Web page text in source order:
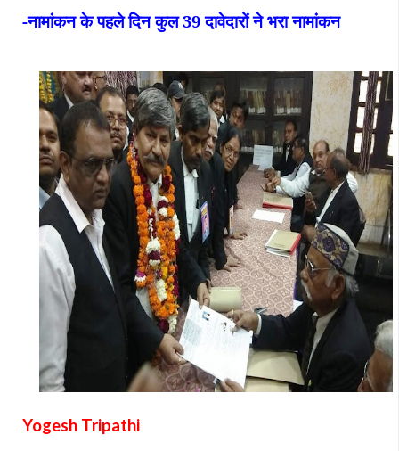
-नामांकन के पहले दिन कुल 39 दावेदारों ने भरा नामांकन
Yogesh Tripathi